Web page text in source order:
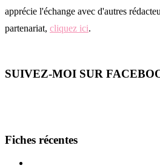
apprécie l'échange avec d'autres
partenariat, cliquez ici.
SUIVEZ-MOI SUR
Fiches récentes